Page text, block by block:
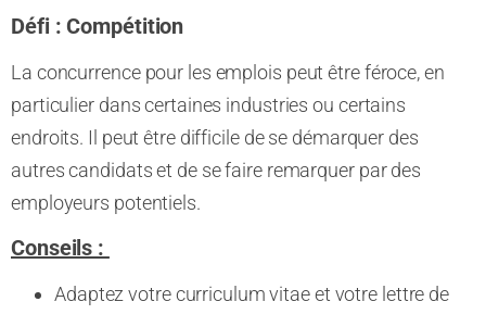
Défi : Compétition
La concurrence pour les emplois peut être féroce, en
particulier dans certaines industries ou certains
endroits. Il peut être difficile de se démarquer des
autres candidats et de se faire remarquer par des
employeurs potentiels.
Conseils :
Adaptez votre curriculum vitae et votre lettre de